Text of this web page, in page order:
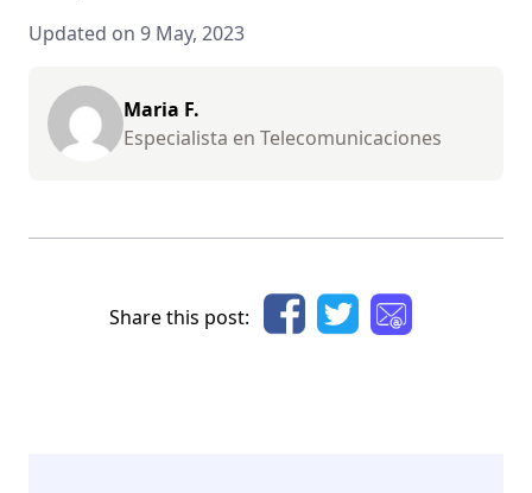
Updated on 9 May, 2023
Maria F.
Especialista en Telecomunicaciones
Share this post: